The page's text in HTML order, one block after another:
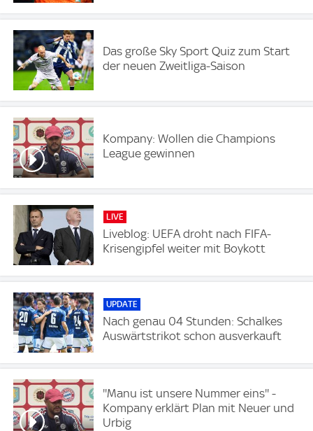
Das große Sky Sport Quiz zum Start
der neuen Zweitliga-Saison
Kompany: Wollen die Champions
League gewinnen
LIVE
Liveblog: UEFA droht nach FIFA-
Krisengipfel weiter mit Boykott
UPDATE
Nach genau 04 Stunden: Schalkes
Auswärtstrikot schon ausverkauft
''Manu ist unsere Nummer eins'' -
Kompany erklärt Plan mit Neuer und
Urbig